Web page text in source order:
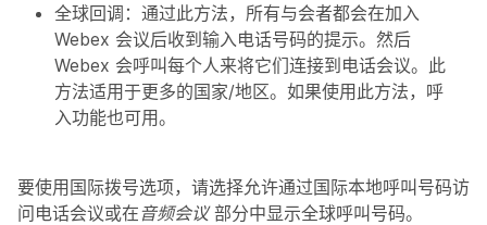
全球回调 ：通过此方法，所有与会者都会在加入
Webex 会议后收到输入电话号码的提示。然后
Webex 会呼叫每个人来将它们连接到电话会议。此
方法适用于更多的国家/地区。如果使用此方法，呼
入功能也可用。
要使用国际拨号选项，请选择允许通过国际本地呼叫号码访
问电话会议或在音频会议部分中显示全球呼叫号码。